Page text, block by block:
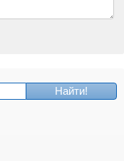
Найти!